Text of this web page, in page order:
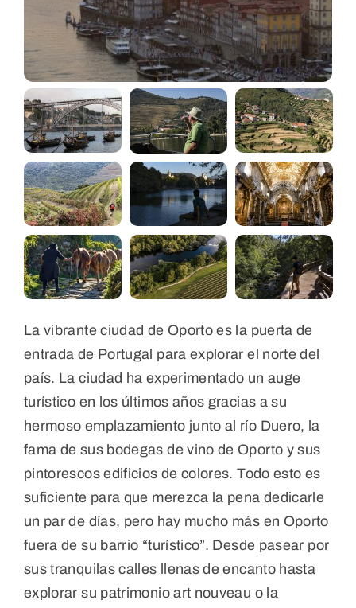
La vibrante ciudad de Oporto es la puerta de
entrada de Portugal para explorar el norte del
país. La ciudad ha experimentado un auge
turístico en los últimos años gracias a su
hermoso emplazamiento junto al río Duero, la
fama de sus bodegas de vino de Oporto y sus
pintorescos edificios de colores. Todo esto es
suficiente para que merezca la pena dedicarle
un par de días, pero hay mucho más en Oporto
fuera de su barrio “turístico”. Desde pasear por
sus tranquilas calles llenas de encanto hasta
explorar su patrimonio art nouveau o la